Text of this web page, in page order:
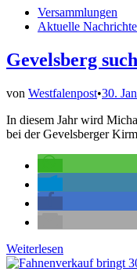
Kirmesjahr
Veröffentlicht
Versammlungen
Aktuelle
Gevelsberg
von Westfalenpost•30.
In diesem Jahr wird
bei der Gevelsberger
Gevelsberg
sucht
Weiterlesen